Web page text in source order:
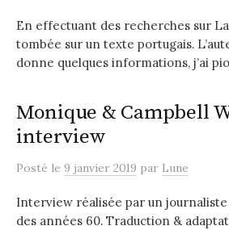
En effectuant des recherches sur
tombée sur un texte portugais.
donne quelques informations, j’ai
Monique & Campbell
interview
Posté le 9 janvier 2019 par Lune
Interview réalisée par un
des années 60. Traduction &